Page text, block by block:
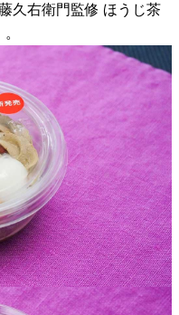
久右衛門監修 ほうじ茶